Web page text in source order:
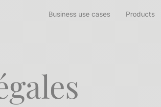
Business use cases Products